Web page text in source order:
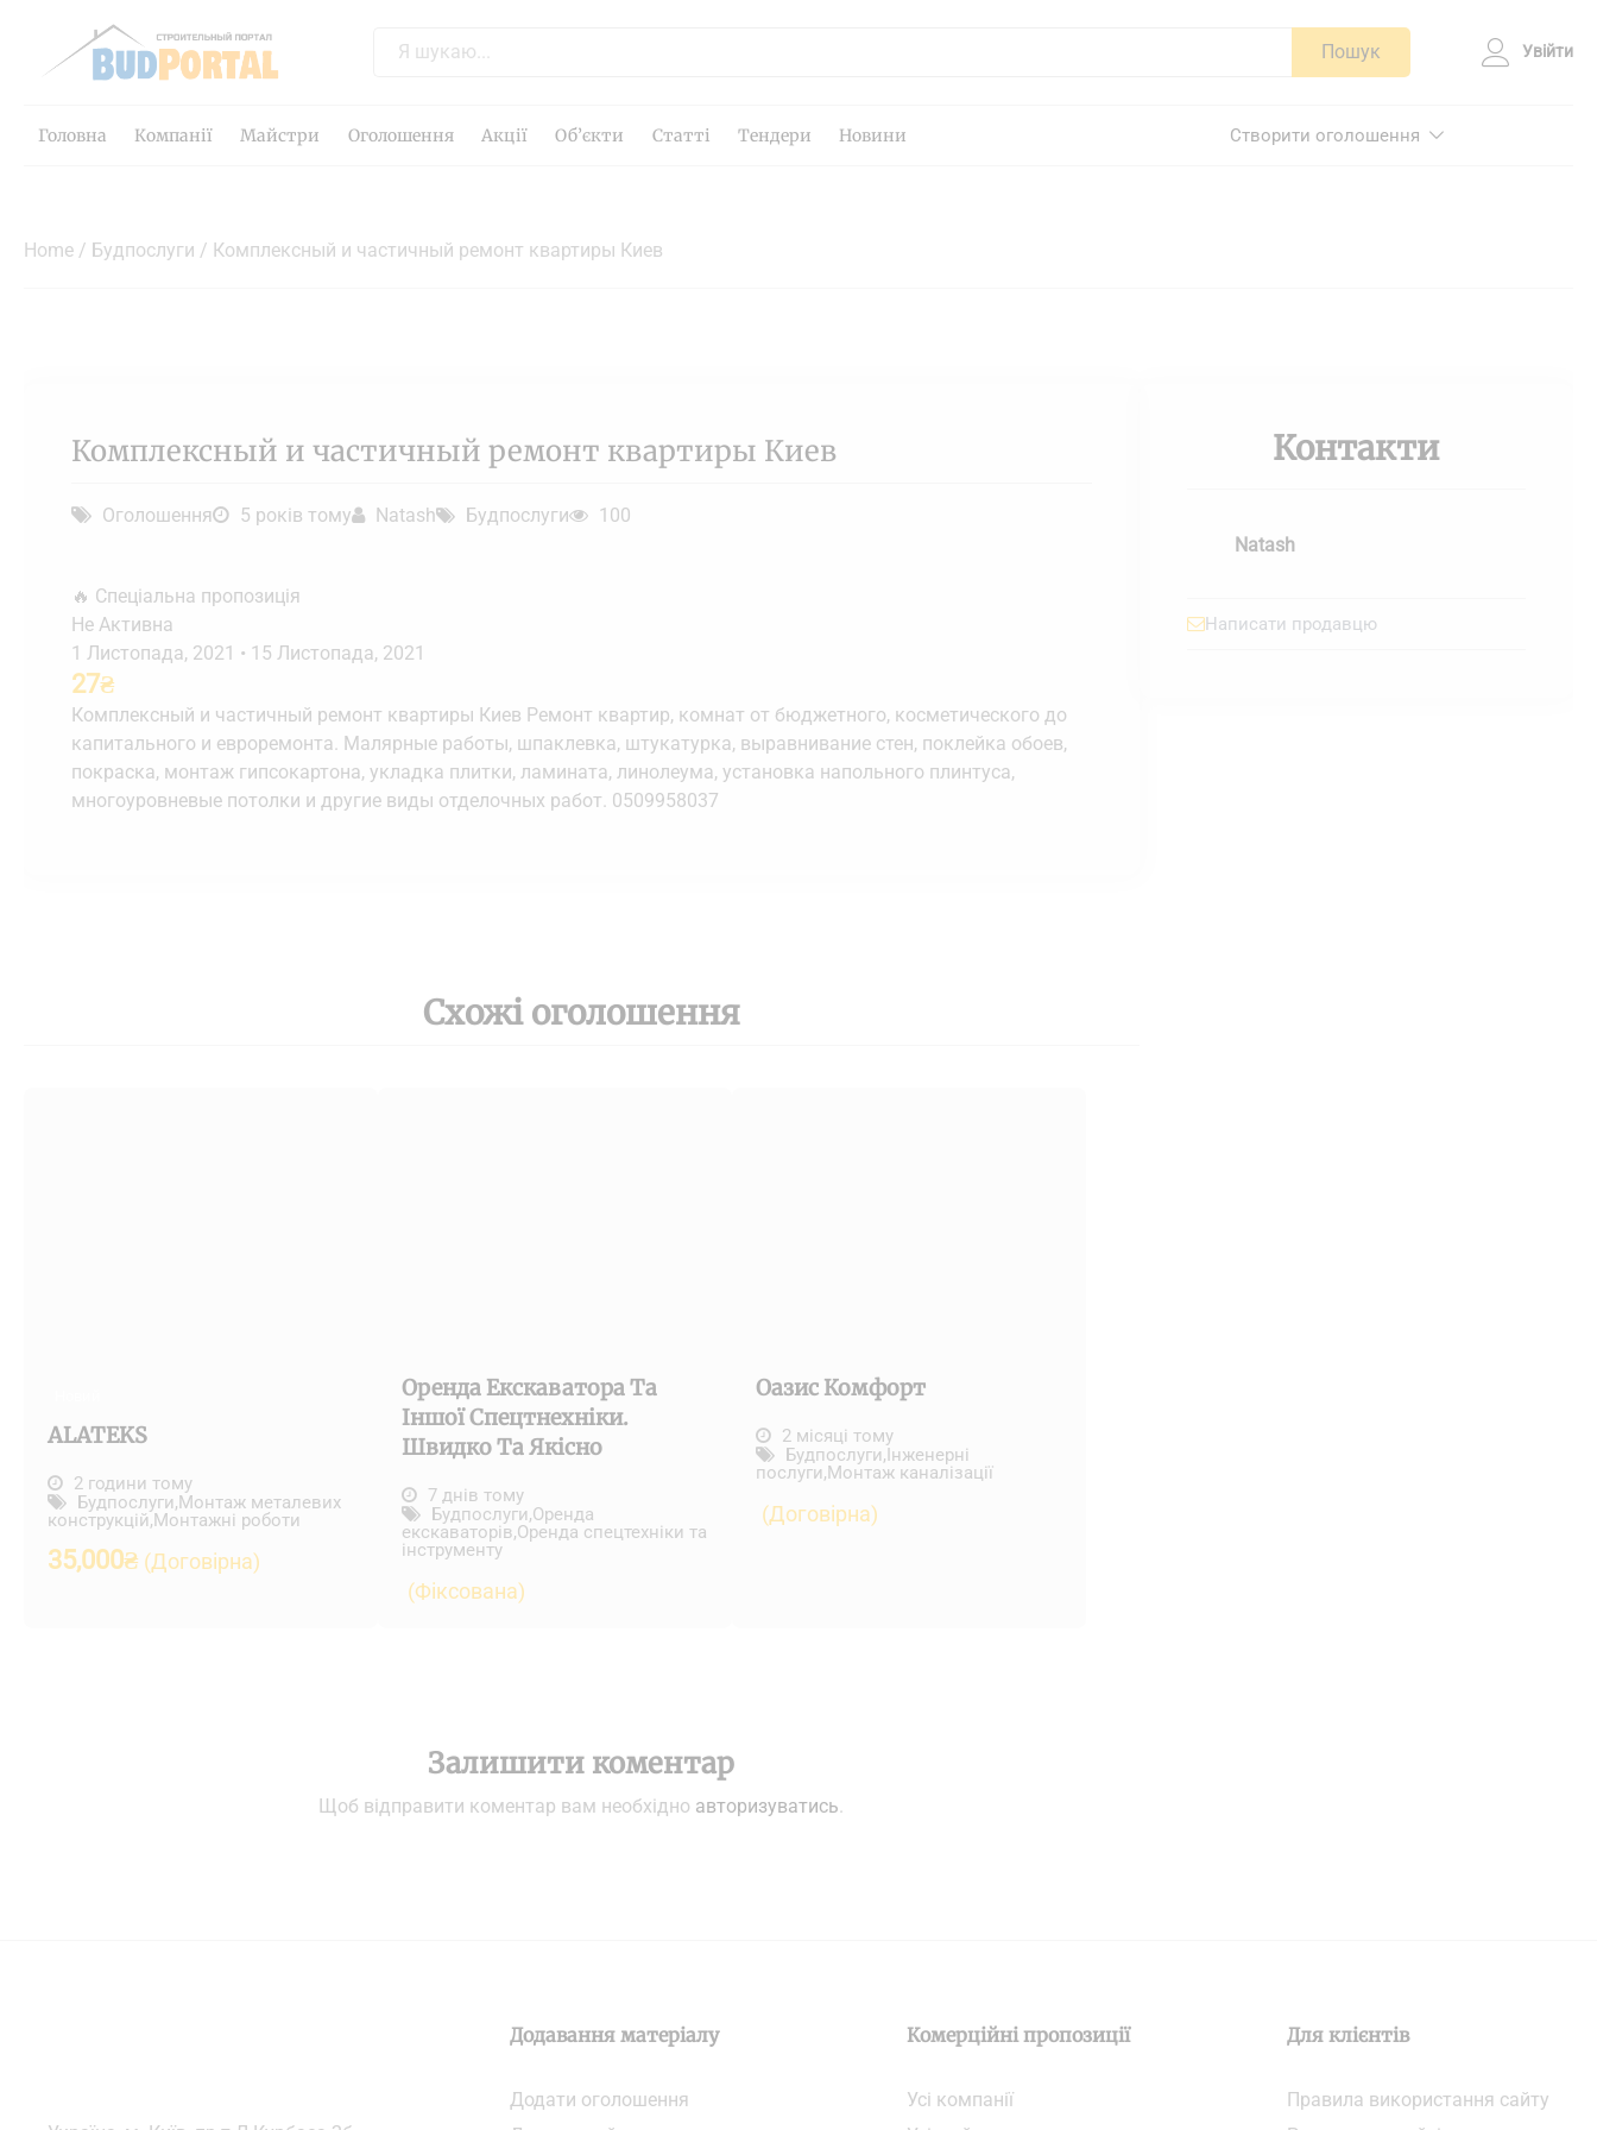
Пошук Увійти
Створити оголошення
Головна Компанії Майстри Оголошення Акції Об’єкти Статті Тендери Новини
Home / Будпослуги / Комплексный и частичный ремонт квартиры Киев
Комплексный и частичный ремонт квартиры Киев
Оголошення 5 років тому Natash Будпослуги 100
🔥 Спеціальна пропозиція
Не Активна
1 Листопада, 2021 • 15 Листопада, 2021
27₴
Комплексный и частичный ремонт квартиры Киев Ремонт квартир, комнат от бюджетного, косметического до
капитального и евроремонта. Малярные работы, шпаклевка, штукатурка, выравнивание стен, поклейка обоев,
покраска, монтаж гипсокартона, укладка плитки, ламината, линолеума, установка напольного плинтуса,
многоуровневые потолки и другие виды отделочных работ. 0509958037
Схожі оголошення
ALATEKS
2 години тому
Будпослуги,Монтаж металевих
конструкцій,Монтажні роботи
35,000₴ (Договірна)
Оренда Екскаватора Та
Іншої Спецтнехніки.
Швидко Та Якісно
7 днів тому
Будпослуги,Оренда
екскаваторів,Оренда спецтехніки та
інструменту
(Фіксована)
Оазис Комфорт
2 місяці тому
Будпослуги,Інженерні
послуги,Монтаж каналізації
(Договірна)
Залишити коментар
Щоб відправити коментар вам необхідно авторизуватись.
Контакти
Natash
Написати продавцю
Додавання матеріалу
Додати oголошення
Комерційні пропозиції
Усі компанії
Для клієнтів
Правила використання сайту